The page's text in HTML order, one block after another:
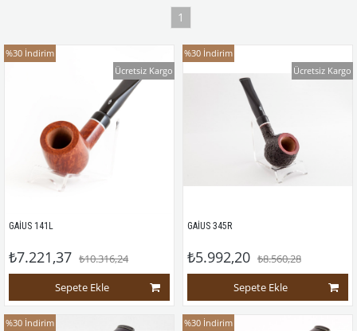
1
GAİUS 141L
₺7.221,37 ₺10.316,24
Sepete Ekle
%30 İndirim
Ücretsiz Kargo
GAİUS 345R
₺5.992,20 ₺8.560,28
Sepete Ekle
%30 İndirim
Ücretsiz Kargo
%30 İndirim
%30 İndirim